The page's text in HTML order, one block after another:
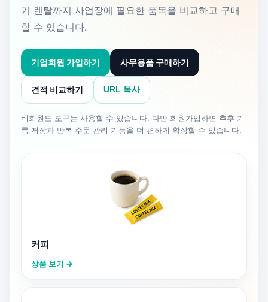
기 렌탈까지 사업장에 필요한 품목을 비교하고 구매
할 수 있습니다.
기업회원 가입하기 사무용품 구매하기
견적 비교하기 URL 복사
비회원도 도구는 사용할 수 있습니다. 다만 회원가입하면 추후 기
록 저장과 반복 주문 관리 기능을 더 편하게 확장할 수 있습니다.
커피
상품 보기 →